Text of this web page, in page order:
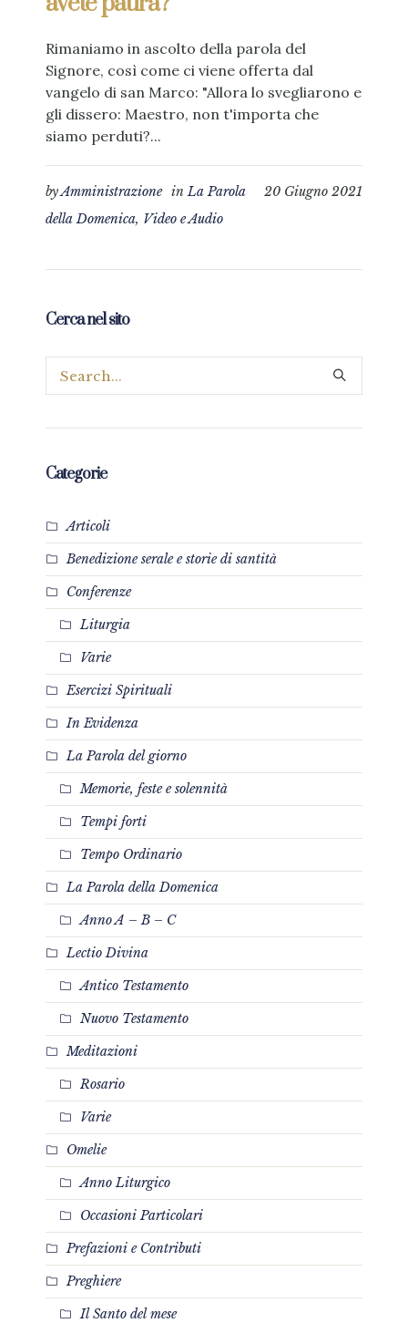
Rimaniamo in ascolto della parola del
Signore, così come ci viene offerta dal
vangelo di san Marco: "Allora lo svegliarono e
gli dissero: Maestro, non t'importa che
siamo perduti?...
20 Giugno 2021
byAmministrazione inLa Parola
della Domenica, Video e Audio
Cerca nel sito
Categorie
Articoli
Benedizione serale e storie di santità
Conferenze
Liturgia
Varie
Esercizi Spirituali
In Evidenza
La Parola del giorno
Memorie, feste e solennità
Tempi forti
Tempo Ordinario
La Parola della Domenica
Anno A – B – C
Lectio Divina
Antico Testamento
Nuovo Testamento
Meditazioni
Rosario
Varie
Omelie
Anno Liturgico
Occasioni Particolari
Prefazioni e Contributi
Preghiere
Il Santo del mese